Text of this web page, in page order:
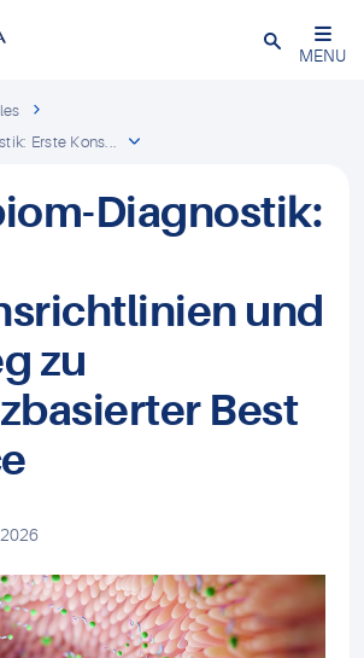
Schließen
MENU
Erste Kons...
Diagnostik:
und
zu
Best